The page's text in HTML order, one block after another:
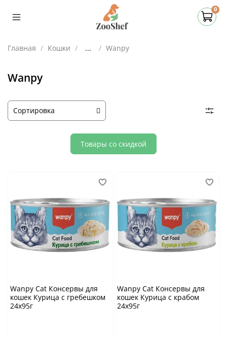
0
Главная Кошки ... Wanpy
Wanpy
Wanpy Cat Консервы для
кошек Курица с гребешком
24х95г
Wanpy Cat Консервы для
кошек Курица с крабом
24х95г
Товары со скидкой